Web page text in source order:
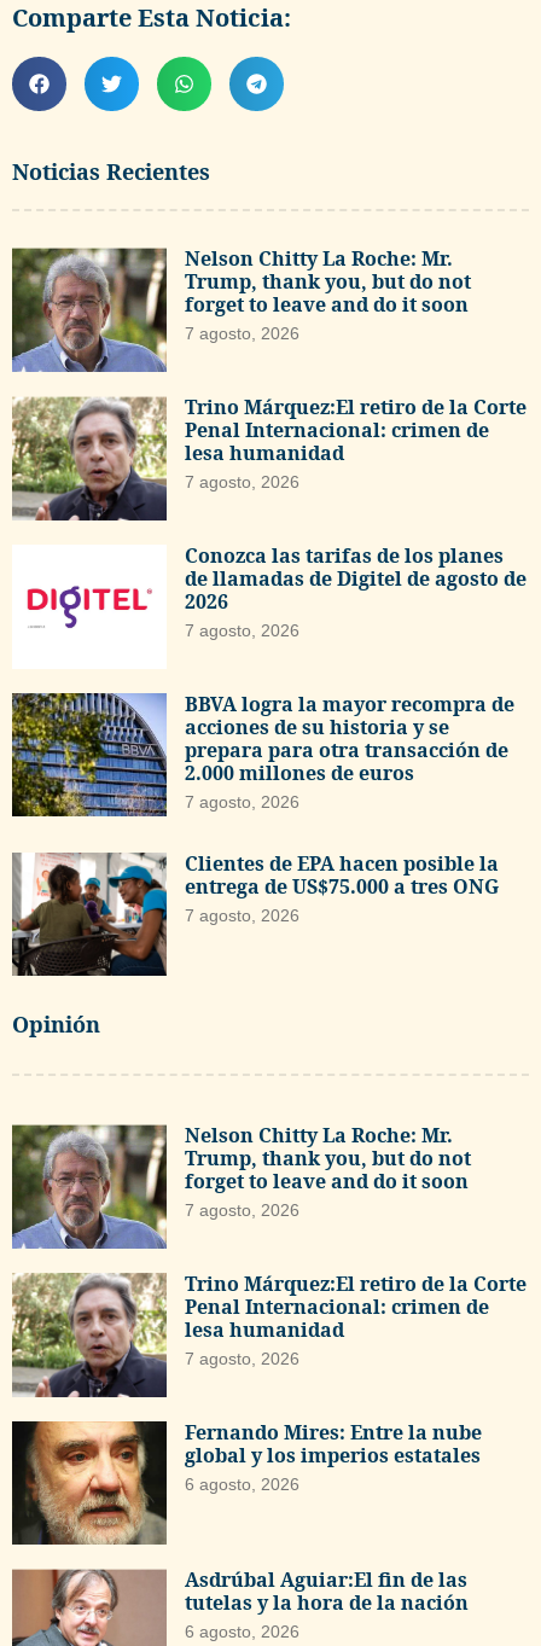
Noticias Recientes
Nelson Chitty La Roche: Mr.
Trump, thank you, but do not
forget to leave and do it soon
7 agosto, 2026
Trino Márquez:El retiro de la Corte
Penal Internacional: crimen de
lesa humanidad
7 agosto, 2026
Conozca las tarifas de los planes
de llamadas de Digitel de agosto de
2026
7 agosto, 2026
BBVA logra la mayor recompra de
acciones de su historia y se
prepara para otra transacción de
2.000 millones de euros
7 agosto, 2026
Clientes de EPA hacen posible la
entrega de US$75.000 a tres ONG
7 agosto, 2026
Opinión
Nelson Chitty La Roche: Mr.
Trump, thank you, but do not
forget to leave and do it soon
7 agosto, 2026
Trino Márquez:El retiro de la Corte
Penal Internacional: crimen de
lesa humanidad
7 agosto, 2026
Fernando Mires: Entre la nube
global y los imperios estatales
6 agosto, 2026
Asdrúbal Aguiar:El fin de las
tutelas y la hora de la nación
6 agosto, 2026
Comparte Esta Noticia: